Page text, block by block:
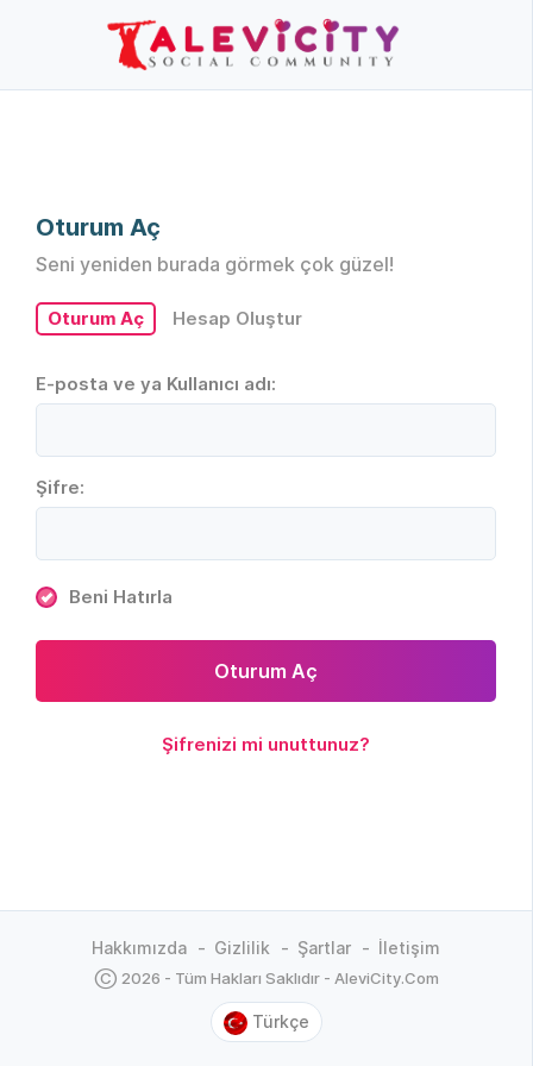
Oturum Aç
Seni yeniden burada görmek çok güzel!
Oturum Aç Hesap Oluştur
E-posta ve ya Kullanıcı adı:
Şifre:
Beni Hatırla
Oturum Aç
Şifrenizi mi unuttunuz?
Hakkımızda Gizlilik Şartlar İletişim
Ⓒ 2026 - Tüm Hakları Saklıdır - AleviCity.Com
Türkçe